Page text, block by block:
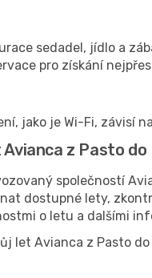
sedadel, jídlo a
pro získání
jako je Wi-Fi, závisí
z Pasto do
společností
dostupné lety,
o letu a dalšími
let Avianca z Pasto